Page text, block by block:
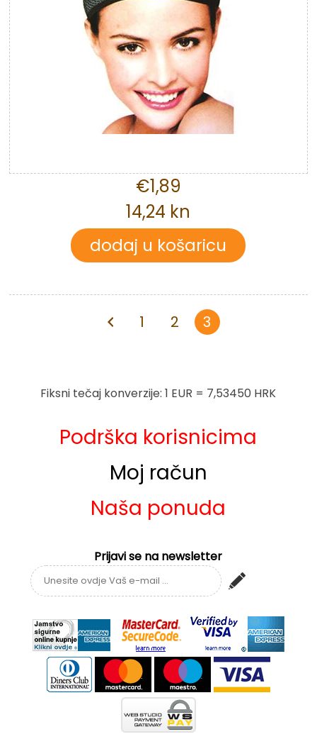
€1,89
14,24 kn
1 2 3
Fiksni tečaj konverzije: 1 EUR = 7,53450 HRK
Podrška korisnicima
Moj račun
Naša ponuda
Prijavi se na newsletter